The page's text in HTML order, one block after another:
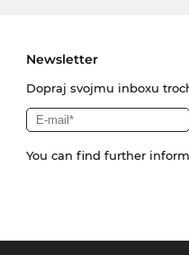
Newsletter
Dopraj svojmu inboxu
You can find further